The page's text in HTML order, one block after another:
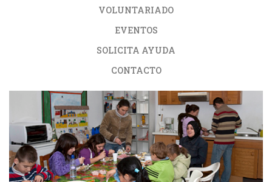
VOLUNTARIADO
EVENTOS
SOLICITA AYUDA
CONTACTO